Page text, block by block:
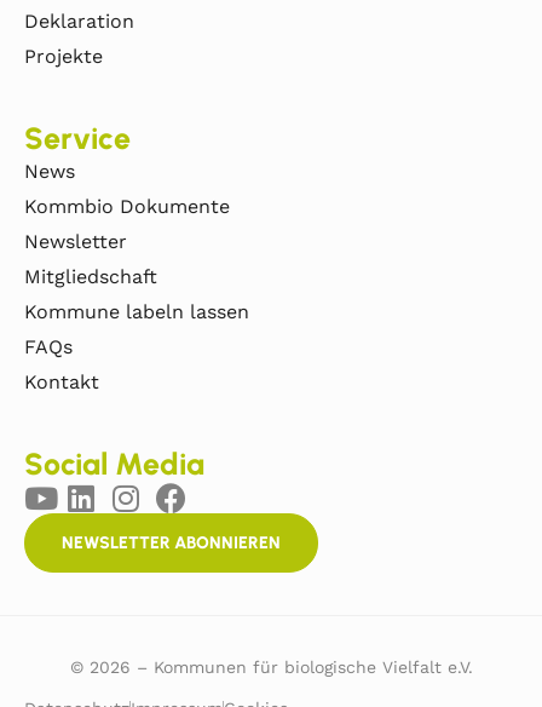
Deklaration
Projekte
Service
News
Kommbio Dokumente
Newsletter
Mitgliedschaft
Kommune labeln lassen
FAQs
Kontakt
Social Media
NEWSLETTER ABONNIEREN
© 2026 – Kommunen für biologische Vielfalt e.V.